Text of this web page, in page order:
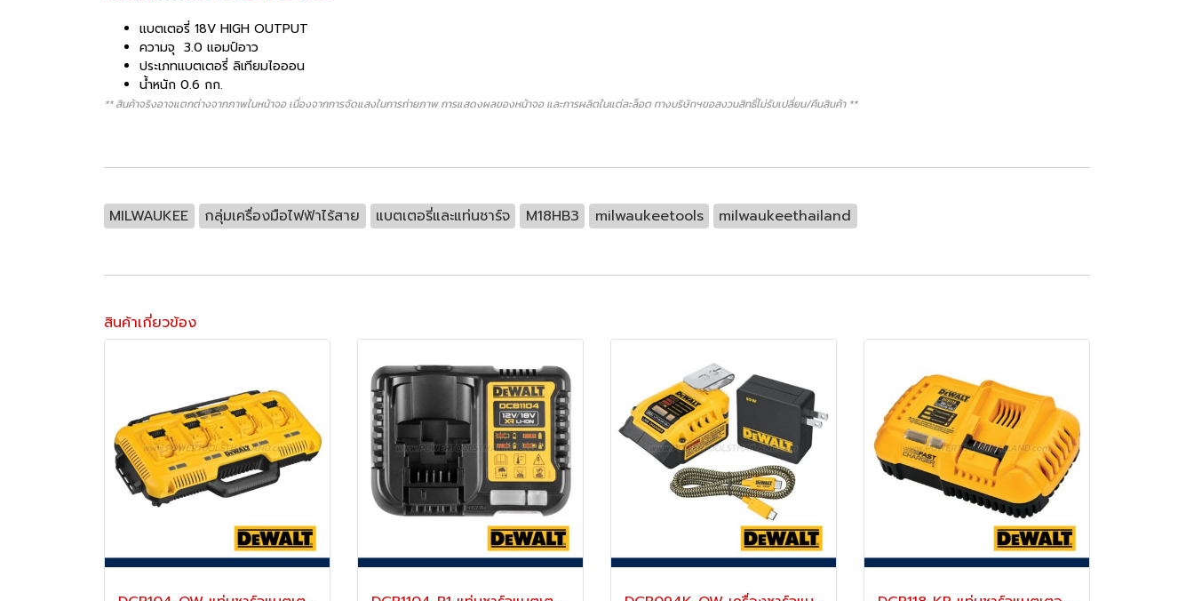
แบตเตอรี่ 18V HIGH OUTPUT
ความจุ 3.0 แอมป์อาว
ประเภทแบตเตอรี่ ลิเทียมไอออน
น้ำหนัก 0.6 กก.
** สินค้าจริงอาจแตกต่างจากภาพในหน้าจอ เนื่องจากการจัดแสงในการถ่ายภาพ การแสดงผลของหน้าจอ และการผลิตในแต่ละล็อต ทางบริษัทฯขอสงวนสิทธิ์ไม่รับเปลี่ยน/คืนสินค้า **
MILWAUKEE กลุ่มเครื่องมือไฟฟ้าไร้สาย แบตเตอรี่และแท่นชาร์จ M18HB3 milwaukeetools milwaukeethailand
สินค้าเกี่ยวข้อง